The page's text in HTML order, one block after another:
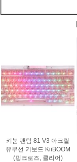
키붐 팬텀 81 V3 아크릴
유무선 키보드 KiiBOOM
(핑크로즈, 클리어)